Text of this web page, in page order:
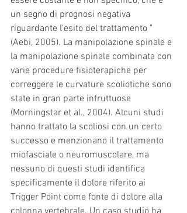
un segno di prognosi negativa
riguardante l'esito del trattamento "
(Aebi, 2005). La manipolazione spinale e
la manipolazione spinale combinata con
varie procedure fisioterapiche per
correggere le curvature scoliotiche sono
state in gran parte infruttuose
(Morningstar et al., 2004). Alcuni studi
hanno trattato la scoliosi con un certo
successo e menzionano il trattamento
miofasciale o neuromuscolare, ma
nessuno di questi studi identifica
specificamente il dolore riferito ai
Trigger Point come fonte di dolore alla